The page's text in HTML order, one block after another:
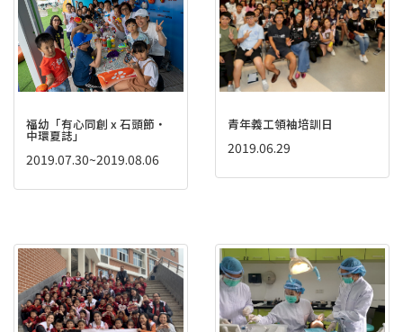
福幼「有心同創 x 石頭節‧
中環夏誌」
2019.07.30~2019.08.06
青年義工領袖培訓日
2019.06.29